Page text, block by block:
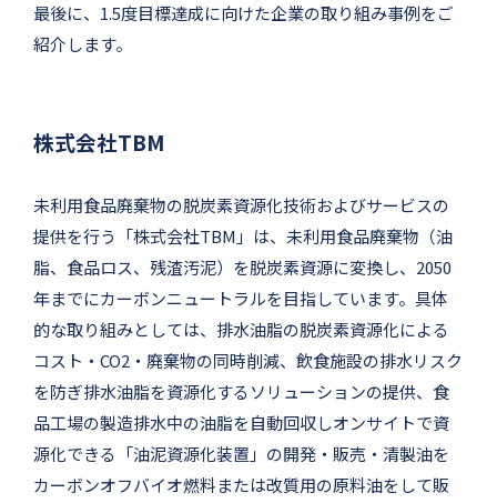
最後に、1.5度目標達成に向けた企業の取り組み事例をご
紹介します。
株式会社TBM
未利用食品廃棄物の脱炭素資源化技術およびサービスの
提供を行う「株式会社TBM」は、未利用食品廃棄物（油
脂、食品ロス、残渣汚泥）を脱炭素資源に変換し、2050
年までにカーボンニュートラルを目指しています。具体
的な取り組みとしては、排水油脂の脱炭素資源化による
コスト・CO2・廃棄物の同時削減、飲食施設の排水リスク
を防ぎ排水油脂を資源化するソリューションの提供、食
品工場の製造排水中の油脂を自動回収しオンサイトで資
源化できる「油泥資源化装置」の開発・販売・清製油を
カーボンオフバイオ燃料または改質用の原料油をして販